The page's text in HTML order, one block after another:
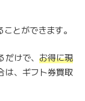
とができます。
けで、 お得に現
は、ギフト券買取